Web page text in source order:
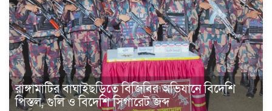
রাঙ্গামাটির বাঘাইছড়িতে বিজিবির অভিযানে বিদেশি
পিস্তল, গুলি ও বিদেশি সিগারেট জব্দ